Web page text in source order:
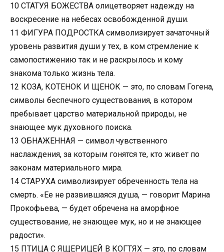
10 СТАТУЯ БОЖЕСТВА олицетворяет надежду на
воскресение на небесах освобожденной души.
11 ФИГУРА ПОДРОСТКА символизирует зачаточный
уровень развития души у тех, в ком стремление к
самопостижению так и не раскрылось и кому
знакома только жизнь тела.
12 КОЗА, КОТЕНОК И ЩЕНОК — это, по словам Гогена,
символы беспечного существования, в котором
пребывает царство материальной природы, не
знающее мук духовного поиска.
13 ОБНАЖЕННАЯ — символ чувственного
наслаждения, за которым гонятся те, кто живет по
законам материального мира.
14 СТАРУХА символизирует обреченность тела на
смерть. «Ее не развившаяся душа, — говорит Марина
Прокофьева, — будет обречена на аморфное
существование, не знающее мук, но и не знающее
радости».
15 ПТИЦА С ЯЩЕРИЦЕЙ В КОГТЯХ — это, по словам